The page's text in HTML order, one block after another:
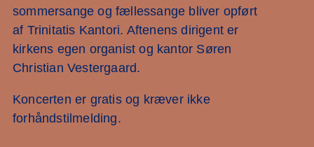
sommersange og fællessange bliver opført
af Trinitatis Kantori. Aftenens dirigent er
kirkens egen organist og kantor Søren
Christian Vestergaard.
Koncerten er gratis og kræver ikke
forhåndstilmelding.